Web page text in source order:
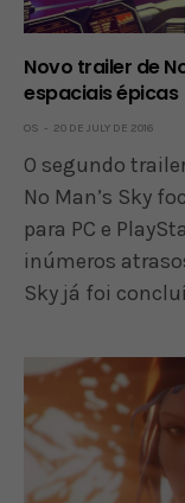
Novo trailer de
espaciais épicas
OS 20 DE JULY DE 2016
O segundo
No Man’s Sky
para PC e
inúmeros
Sky já foi